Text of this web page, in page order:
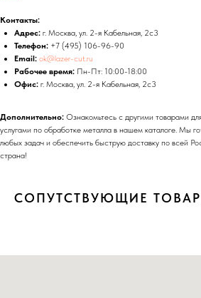
Контакты:
Адрес: г. Москва, ул. 2-я Кабельная, 2с3
Телефон: +7 (495) 106-96-90
Email: ok@lazer-cut.ru
Рабочее время: Пн-Пт: 10:00-18:00
Офис: г. Москва, ул. 2-я Кабельная, 2с3
Дополнительно: Ознакомьтесь с другими товарами
услугами по обработке металла в нашем каталоге. Мы
любых задач и обеспечить быструю доставку по всей
страна!
СОПУТСТВУЮЩИЕ